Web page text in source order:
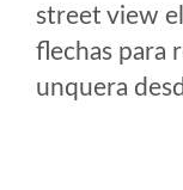
street view
flechas para
unquera